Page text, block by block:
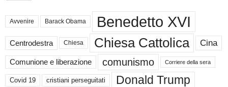
Avvenire Barack Obama Benedetto XVI
Centrodestra Chiesa Chiesa Cattolica Cina
Comunione e liberazione comunismo Corriere della sera
Covid 19 cristiani perseguitati Donald Trump